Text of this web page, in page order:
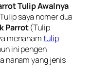
Tulip Awalnya
saya nomer dua
Parrot(Tulip
menanamtulip
ini pengen
nanam yang jenis